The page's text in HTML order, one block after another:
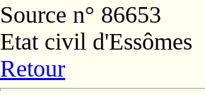
Source n° 86653
Etat civil d'Essômes
Retour